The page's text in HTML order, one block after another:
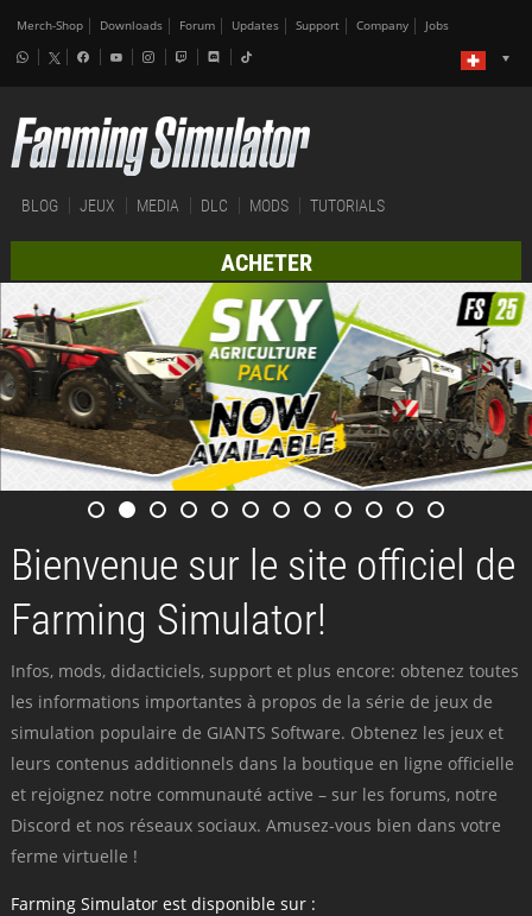
Merch-Shop Downloads Forum Updates Support Company Jobs
BLOG JEUX MEDIA DLC MODS TUTORIALS
ACHETER
Bienvenue sur le site officiel de
Farming Simulator!
Infos, mods, didacticiels, support et plus encore: obtenez toutes
les informations importantes à propos de la série de jeux de
simulation populaire de GIANTS Software. Obtenez les jeux et
leurs contenus additionnels dans la boutique en ligne officielle
et rejoignez notre communauté active – sur les forums, notre
Discord et nos réseaux sociaux. Amusez-vous bien dans votre
ferme virtuelle !
Farming Simulator est disponible sur :